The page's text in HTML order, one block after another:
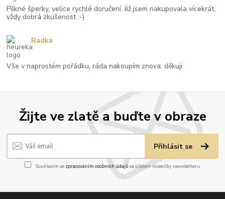
Žijte ve zlatě a buďte v obraze
Přihlásit se
Souhlasím se zpracováním osobních údajůza účelem rozesílky newsletteru.
Pěkné šperky, velice rychlé doručení. Již jsem nakupovala vícekrát,
vždy dobrá zkušenost :-)
Vše v naprostém pořádku, ráda nakoupím znova. děkuji
Radka